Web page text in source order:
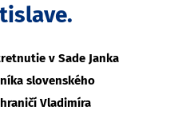
v Sade Janka
slovenského
Vladimíra